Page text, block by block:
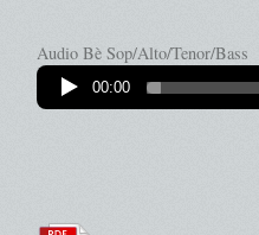
Audio Bè Sop/Alto/Tenor/Bass
00:00